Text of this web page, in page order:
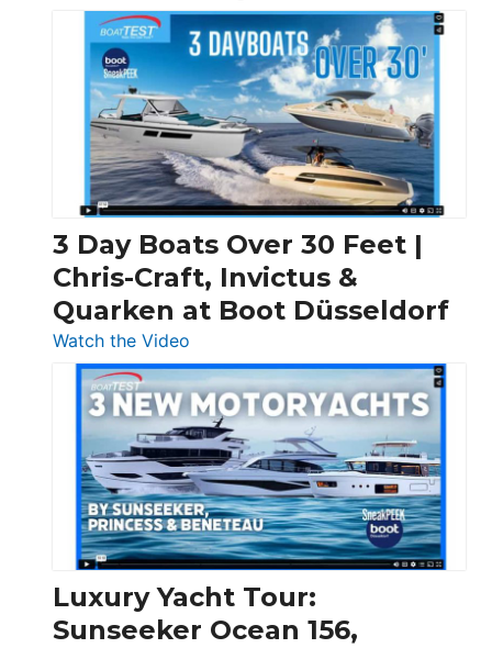
3 Day Boats Over 30 Feet |
Chris-Craft, Invictus &
Quarken at Boot Düsseldorf
Watch the Video
3
Day
Boats
Over
30
Feet
|
Chris-
Craft,
Invictus
&
Luxury Yacht Tour:
Sunseeker Ocean 156,